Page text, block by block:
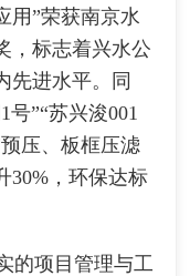
用”荣获南京水
，标志着兴水公
先进水平。同
”“苏兴浚001
压、板框压滤
30%，环保达标
项目管理与工